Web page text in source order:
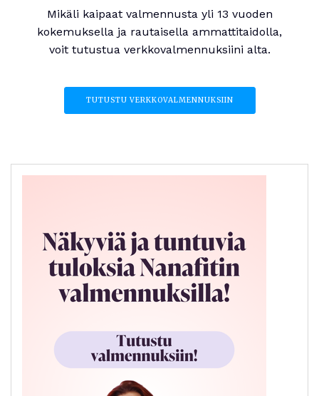
Mikäli kaipaat valmennusta yli 13 vuoden
kokemuksella ja rautaisella ammattitaidolla,
voit tutustua verkkovalmennuksiini alta.
TUTUSTU VERKKOVALMENNUKSIIN